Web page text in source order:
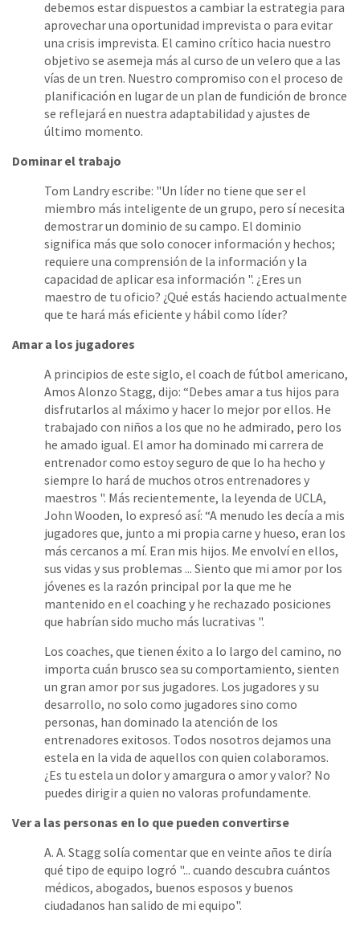
debemos estar dispuestos a cambiar la estrategia para
aprovechar una oportunidad imprevista o para evitar
una crisis imprevista. El camino crítico hacia nuestro
objetivo se asemeja más al curso de un velero que a las
vías de un tren. Nuestro compromiso con el proceso de
planificación en lugar de un plan de fundición de bronce
se reflejará en nuestra adaptabilidad y ajustes de
último momento.
Dominar el trabajo
Tom Landry escribe: "Un líder no tiene que ser el
miembro más inteligente de un grupo, pero sí necesita
demostrar un dominio de su campo. El dominio
significa más que solo conocer información y hechos;
requiere una comprensión de la información y la
capacidad de aplicar esa información ". ¿Eres un
maestro de tu oficio? ¿Qué estás haciendo actualmente
que te hará más eficiente y hábil como líder?
Amar a los jugadores
A principios de este siglo, el coach de fútbol americano,
Amos Alonzo Stagg, dijo: “Debes amar a tus hijos para
disfrutarlos al máximo y hacer lo mejor por ellos. He
trabajado con niños a los que no he admirado, pero los
he amado igual. El amor ha dominado mi carrera de
entrenador como estoy seguro de que lo ha hecho y
siempre lo hará de muchos otros entrenadores y
maestros ". Más recientemente, la leyenda de UCLA,
John Wooden, lo expresó así: “A menudo les decía a mis
jugadores que, junto a mi propia carne y hueso, eran los
más cercanos a mí. Eran mis hijos. Me envolví en ellos,
sus vidas y sus problemas ... Siento que mi amor por los
jóvenes es la razón principal por la que me he
mantenido en el coaching y he rechazado posiciones
que habrían sido mucho más lucrativas ".
Los coaches, que tienen éxito a lo largo del camino, no
importa cuán brusco sea su comportamiento, sienten
un gran amor por sus jugadores. Los jugadores y su
desarrollo, no solo como jugadores sino como
personas, han dominado la atención de los
entrenadores exitosos. Todos nosotros dejamos una
estela en la vida de aquellos con quien colaboramos.
¿Es tu estela un dolor y amargura o amor y valor? No
puedes dirigir a quien no valoras profundamente.
Ver a las personas en lo que pueden convertirse
A. A. Stagg solía comentar que en veinte años te diría
qué tipo de equipo logró "... cuando descubra cuántos
médicos, abogados, buenos esposos y buenos
ciudadanos han salido de mi equipo".